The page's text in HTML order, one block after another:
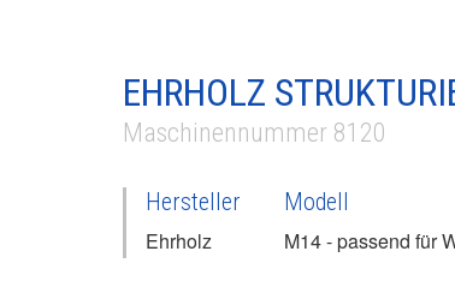
EHRHOLZ
Maschinennummer 8120
Hersteller
Ehrholz
Modell
M14 - passend für